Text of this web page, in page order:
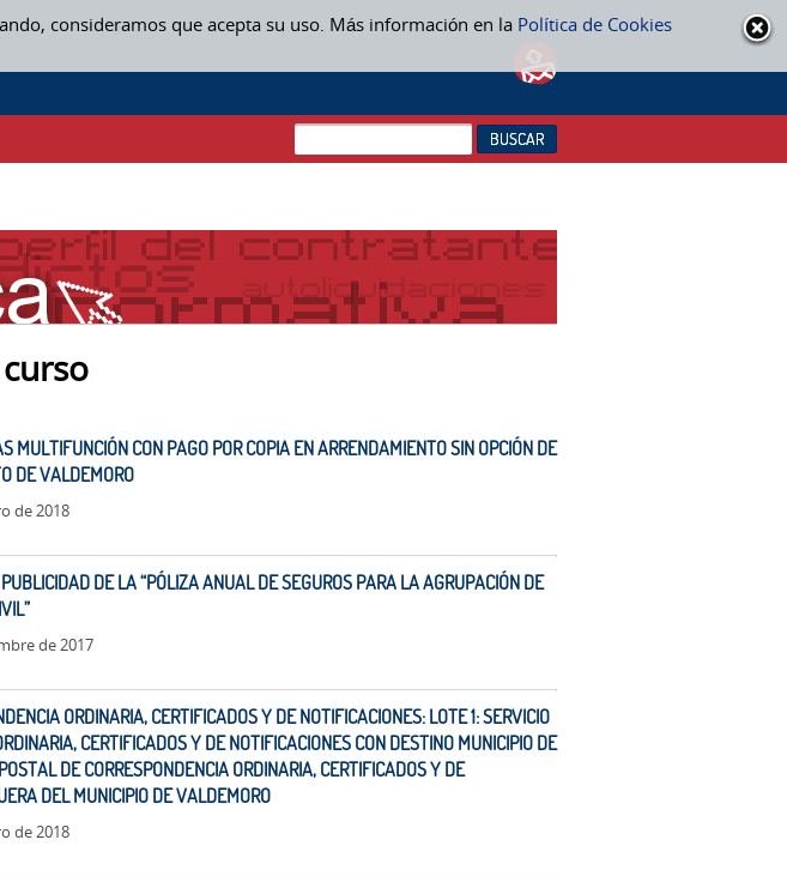
consideramos que acepta su uso. Más información en la Política de Cookies
MULTIFUNCIÓN CON PAGO POR COPIA EN ARRENDAMIENTO SIN OPCIÓN DE
DE VALDEMORO
de 2018
DE LA “PÓLIZA ANUAL DE SEGUROS PARA LA AGRUPACIÓN DE
de 2017
ORDINARIA, CERTIFICADOS Y DE NOTIFICACIONES: LOTE 1: SERVICIO
CERTIFICADOS Y DE NOTIFICACIONES CON DESTINO MUNICIPIO DE
DE CORRESPONDENCIA ORDINARIA, CERTIFICADOS Y DE
DEL MUNICIPIO DE VALDEMORO
de 2018